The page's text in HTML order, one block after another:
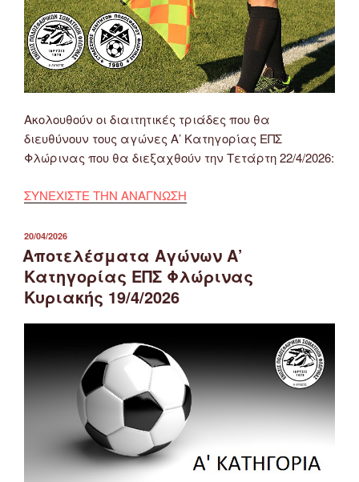
Ακολουθούν οι διαιτητικές τριάδες που θα
διευθύνουν τους αγώνες Α’ Κατηγορίας ΕΠΣ
Φλώρινας που θα διεξαχθούν την Τετάρτη 22/4/2026:
ΣΥΝΕΧΙΣΤΕ ΤΗΝ ΑΝΑΓΝΩΣΗ
ΔΗΜΟΣΙΕΎΤΗΚΕ
ΣΤΙΣ
20/04/2026
Αποτελέσματα Αγώνων Α’
Κατηγορίας ΕΠΣ Φλώρινας
Κυριακής 19/4/2026